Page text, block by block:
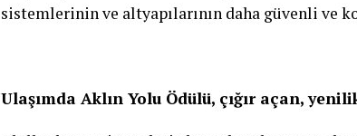
sistemlerinin ve altyapılarının daha güvenli
Ulaşımda Aklın Yolu Ödülü, çığır açan,